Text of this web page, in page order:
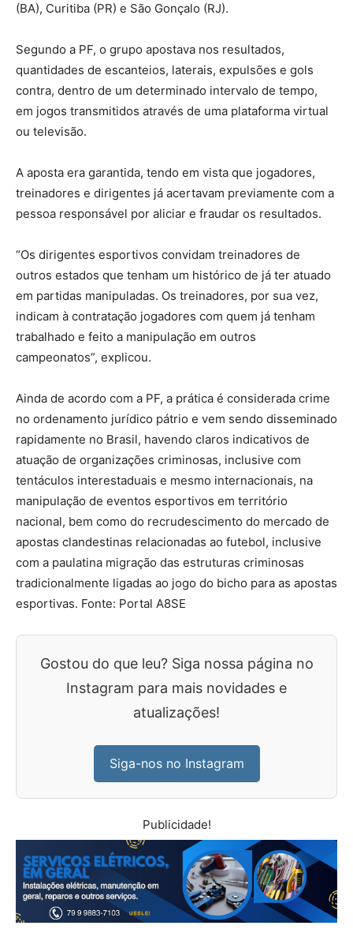
(BA), Curitiba (PR) e São Gonçalo (RJ).
Segundo a PF, o grupo apostava nos resultados,
quantidades de escanteios, laterais, expulsões e gols
contra, dentro de um determinado intervalo de tempo,
em jogos transmitidos através de uma plataforma virtual
ou televisão.
A aposta era garantida, tendo em vista que jogadores,
treinadores e dirigentes já acertavam previamente com a
pessoa responsável por aliciar e fraudar os resultados.
“Os dirigentes esportivos convidam treinadores de
outros estados que tenham um histórico de já ter atuado
em partidas manipuladas. Os treinadores, por sua vez,
indicam à contratação jogadores com quem já tenham
trabalhado e feito a manipulação em outros
campeonatos”, explicou.
Ainda de acordo com a PF, a prática é considerada crime
no ordenamento jurídico pátrio e vem sendo disseminado
rapidamente no Brasil, havendo claros indicativos de
atuação de organizações criminosas, inclusive com
tentáculos interestaduais e mesmo internacionais, na
manipulação de eventos esportivos em território
nacional, bem como do recrudescimento do mercado de
apostas clandestinas relacionadas ao futebol, inclusive
com a paulatina migração das estruturas criminosas
tradicionalmente ligadas ao jogo do bicho para as apostas
esportivas. Fonte: Portal A8SE
Gostou do que leu? Siga nossa página no
Instagram para mais novidades e
atualizações!
Siga-nos no Instagram
Publicidade!